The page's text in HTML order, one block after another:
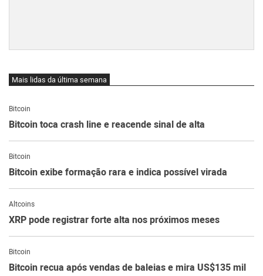
Mais lidas da última semana
Bitcoin
Bitcoin toca crash line e reacende sinal de alta
Bitcoin
Bitcoin exibe formação rara e indica possível virada
Altcoins
XRP pode registrar forte alta nos próximos meses
Bitcoin
Bitcoin recua após vendas de baleias e mira US$135 mil